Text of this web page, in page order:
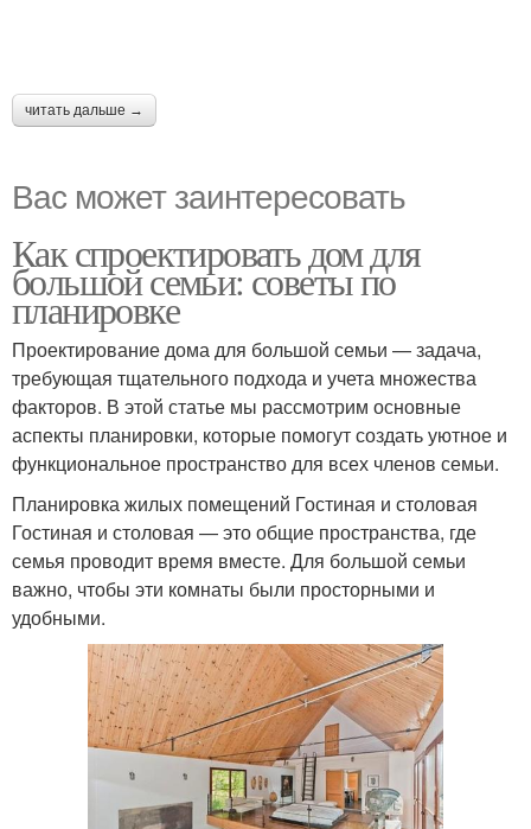
читать дальше →
Вас может заинтересовать
Как спроектировать дом для
большой семьи: советы по
планировке
Проектирование дома для большой семьи — задача,
требующая тщательного подхода и учета множества
факторов. В этой статье мы рассмотрим основные
аспекты планировки, которые помогут создать уютное и
функциональное пространство для всех членов семьи.
Планировка жилых помещений Гостиная и столовая
Гостиная и столовая — это общие пространства, где
семья проводит время вместе. Для большой семьи
важно, чтобы эти комнаты были просторными и
удобными.